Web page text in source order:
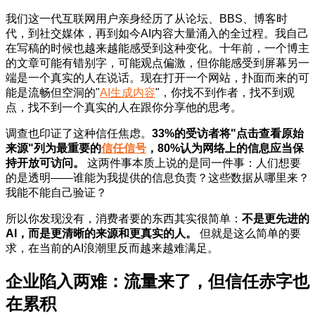
我们这一代互联网用户亲身经历了从论坛、BBS、博客时
代，到社交媒体，再到如今AI内容大量涌入的全过程。我自己
在写稿的时候也越来越能感受到这种变化。十年前，一个博主
的文章可能有错别字，可能观点偏激，但你能感受到屏幕另一
端是一个真实的人在说话。现在打开一个网站，扑面而来的可
能是流畅但空洞的"AI生成内容"，你找不到作者，找不到观
点，找不到一个真实的人在跟你分享他的思考。
调查也印证了这种信任焦虑。 33%的受访者将"点击查看原始
来源"列为最重要的信任信号 ，80%认为网络上的信息应当保
持开放可访问。
这两件事本质上说的是同一件事：人们想要
的是透明——谁能为我提供的信息负责？这些数据从哪里来？
我能不能自己验证？
所以你发现没有，消费者要的东西其实很简单： 不是更先进的
AI，而是更清晰的来源和更真实的人。
但就是这么简单的要
求，在当前的AI浪潮里反而越来越难满足。
企业陷入两难：流量来了，但信任赤字也
在累积